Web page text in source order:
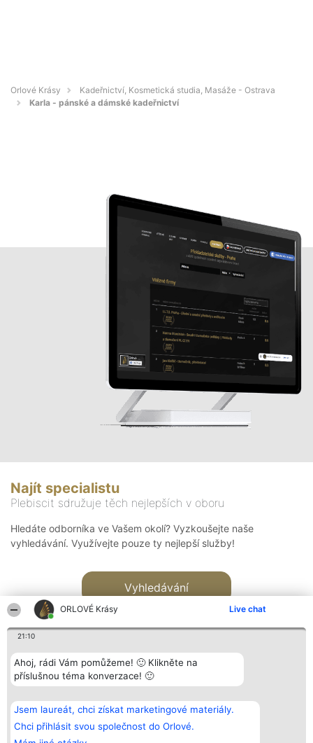
ORLOVÉ Krásy Live chat
21:10
Ahoj, rádi Vám pomůžeme! 🙂 Klikněte na
příslušnou téma konverzace! 🙂
Jsem laureát, chci získat marketingové materiály.
Chci přihlásit svou společnost do Orlové.
Orlové Krásy
Kadeřnictví, Kosmetická studia, Masáže - Ostrava
Karla - pánské a dámské kadeřnictví
Najít specialistu
Plebiscit sdružuje těch nejlepších v oboru
Hledáte odborníka ve Vašem okolí? Vyzkoušejte naše
vyhledávání. Využívejte pouze ty nejlepší služby!
Vyhledávání
Bright Side Solutions sp. z o.
o. sp. k.
ul. Ruska 22
Wrocław 50-079
Vítězové
Seznam všech
laureátů
Zásady
Kontakt